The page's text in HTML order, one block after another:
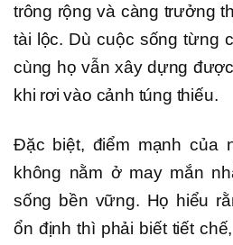
trông rộng và càng trưởng
tài lộc. Dù cuộc sống từng
cùng họ vẫn xây dựng
khi rơi vào cảnh túng thiếu.
Đặc biệt, điểm mạnh của
không nằm ở may mắn
sống bền vững. Họ hiểu
ổn định thì phải biết tiết